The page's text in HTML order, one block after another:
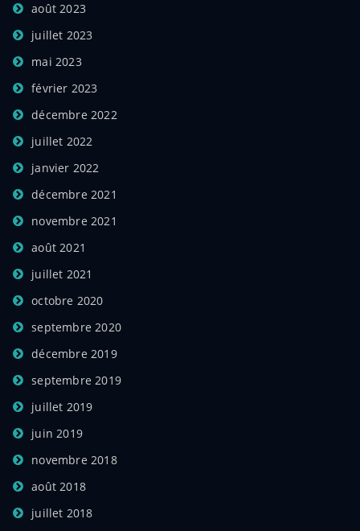
août 2023
juillet 2023
mai 2023
février 2023
décembre 2022
juillet 2022
janvier 2022
décembre 2021
novembre 2021
août 2021
juillet 2021
octobre 2020
septembre 2020
décembre 2019
septembre 2019
juillet 2019
juin 2019
novembre 2018
août 2018
juillet 2018